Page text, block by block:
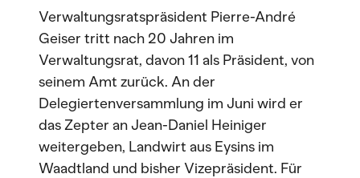
Verwaltungsratspräsident Pierre-André
Geiser tritt nach 20 Jahren im
Verwaltungsrat, davon 11 als Präsident, von
seinem Amt zurück. An der
Delegiertenversammlung im Juni wird er
das Zepter an Jean-Daniel Heiniger
weitergeben, Landwirt aus Eysins im
Waadtland und bisher Vizepräsident. Für